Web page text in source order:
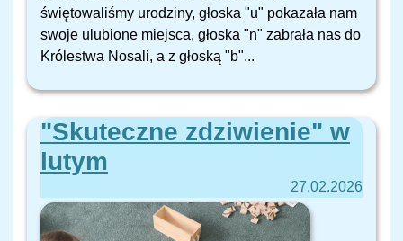
świętowaliśmy urodziny, głoska "u" pokazała nam
swoje ulubione miejsca, głoska "n" zabrała nas do
Królestwa Nosali, a z głoską "b"...
"Skuteczne zdziwienie" w
lutym
27.02.2026